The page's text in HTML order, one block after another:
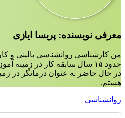
معرفی نویسنده: پریسا ایازی
من کارشناسی روانشناسی بالینی و
حدود ۱۵ سال سابقه کار در زمینه آموزش و کاربرد انواع تکنیکهای ریلکسیشن،مدیتیشن و مایندفولنس دارم.
در حال حاضر به عنوان درمانگر در
هستم.
روانشناسی